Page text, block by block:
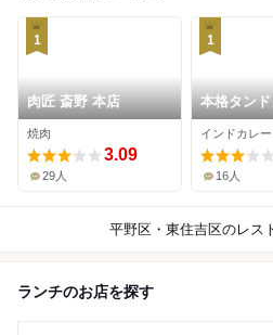
1
肉匠 斎野 本店
焼肉
3.09
29人
1
本格タン
虹
インドカレー
16人
平野区・東住吉区のレス
ランチのお店を探す